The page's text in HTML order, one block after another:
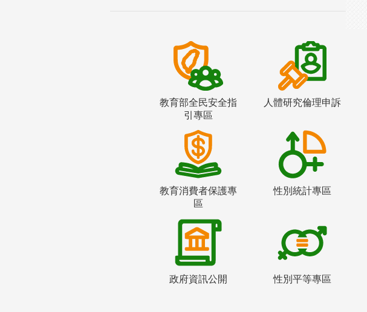
教育部全民安全指
引專區
人體研究倫理申訴
教育消費者保護專
區
性別統計專區
政府資訊公開 性別平等專區